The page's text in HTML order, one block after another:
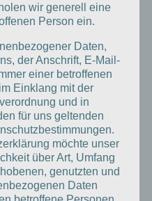
am
16a
7341
:
wir generell eine
Person ein.
Daten,
der Anschrift, E-Mail-
einer betroffenen
Einklang mit der
und in
für uns geltenden
möchte unser
über Art, Umfang
genutzten und
Daten